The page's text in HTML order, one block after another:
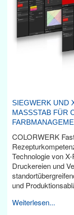
SIEGWERK UND
MASSSTAB FÜR
COLORWERK
Technologie von
Druckereien und
und
Weiterlesen...